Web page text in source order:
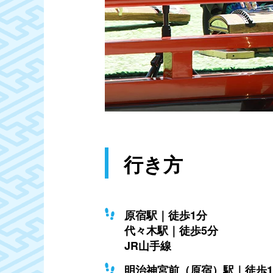
行き方
原宿駅｜徒歩1分
代々木駅｜徒歩5分
JR山手線
明治神宮前（原宿）駅｜徒歩